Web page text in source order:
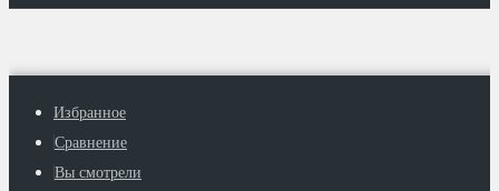
Избранное
Сравнение
Вы смотрели